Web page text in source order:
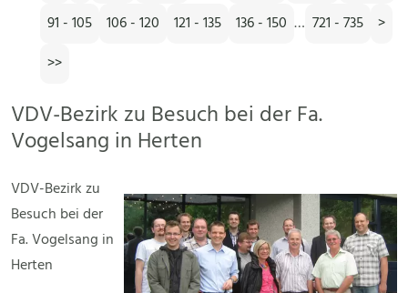
91 - 105
106 - 120 121 - 135 136 - 150 … 721 - 735
>
>>
VDV-Bezirk zu Besuch bei der Fa.
Vogelsang in Herten
VDV-Bezirk zu
Besuch bei der
Fa. Vogelsang in
Herten